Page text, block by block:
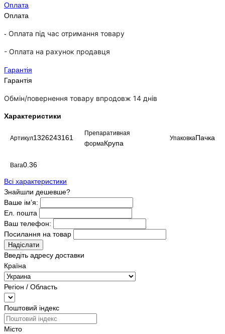
Оплата
Оплата
- Оплата під час отримання товару
- Оплата на рахунок продавця
Гарантія
Гарантія
Обмін/повернення товару впродовж 14 днів
Характеристики
Артикул1326243161
Препаративная
формаКрупа
УпаковкаПачка
Вага0.36
Всі характеристики
Знайшли дешевше?
Ваше ім’я:
Ел. пошта
Ваш телефон:
Посилання на товар
Надіслати
Введіть адресу доставки
Країна
Регіон / Область
Поштовий індекс
Місто